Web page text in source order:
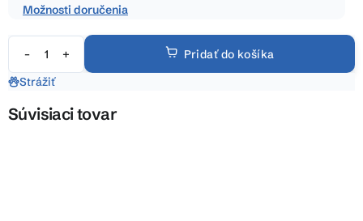
Možnosti doručenia
Pridať do košíka
Strážiť
Súvisiaci tovar